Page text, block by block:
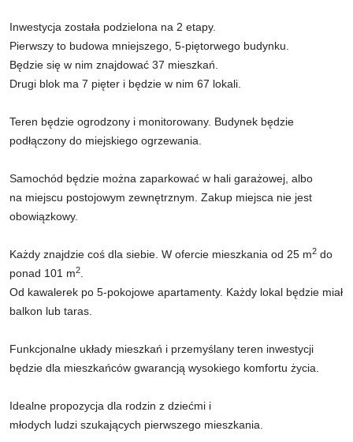
Inwestycja została podzielona na 2 etapy.
Pierwszy to budowa mniejszego, 5-piętorwego budynku.
Będzie się w nim znajdować 37 mieszkań.
Drugi blok ma 7 pięter i będzie w nim 67 lokali.
Teren będzie ogrodzony i monitorowany. Budynek będzie
podłączony do miejskiego ogrzewania.
Samochód będzie można zaparkować w hali garażowej, albo
na miejscu postojowym zewnętrznym. Zakup miejsca nie jest
obowiązkowy.
Każdy znajdzie coś dla siebie. W ofercie mieszkania od 25 m2 do
ponad 101 m2
Od kawalerek po 5-pokojowe apartamenty. Każdy lokal będzie miał
balkon lub taras.
Funkcjonalne układy mieszkań i przemyślany teren inwestycji
będzie dla mieszkańców gwarancją wysokiego komfortu życia.
Idealne propozycja dla rodzin z dziećmi i
młodych ludzi szukających pierwszego mieszkania.